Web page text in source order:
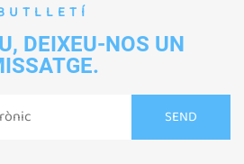
DEIXEU-NOS UN